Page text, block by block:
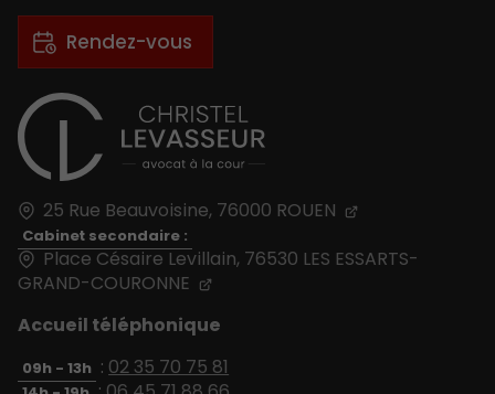
25 Rue Beauvoisine, 76000 ROUEN
Cabinet secondaire :
Place Césaire Levillain, 76530 LES ESSARTS-
GRAND-COURONNE
Accueil téléphonique
09h - 13h : 02 35 70 75 81
Rendez-vous